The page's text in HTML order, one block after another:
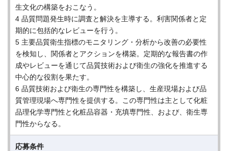
生文化の構築をおこなう。
4 品質問題発生時に調査と解決を主導する。利害関係者と定
期的に包括的なレビューを行う。
5 主要品質衛生指標のモニタリング・分析から改善の必要性
を検知し、関係者とアクションを構築。定期的な報告書の作
成やレビューを通じて品質技術および衛生の強化を推進する
中心的な役割を果たす。
6 品質技術および衛生の専門性を構築し、生産現場および品
質管理現場へ専門性を提供する。この専門性は主として化粧
品理化学専門性と化粧品容器・充填専門性、および、衛生専
門性からなる。
応募条件